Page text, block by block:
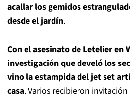
acallar los gemidos
desde el jardín.
Con el asesinato de Letelier en
investigación que develó los
vino la estampida del jet set
casa. Varios recibieron